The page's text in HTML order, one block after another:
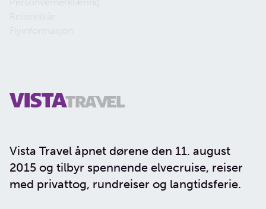
Vista Travel åpnet dørene den 11. august
2015 og tilbyr spennende elvecruise, reiser
med privattog, rundreiser og langtidsferie.